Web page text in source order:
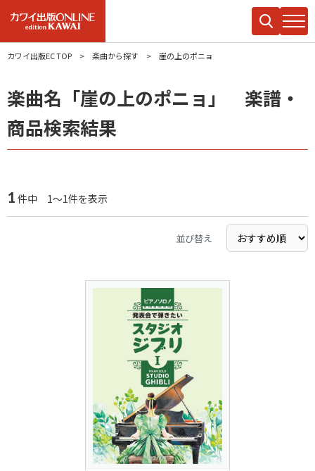
カワイ出版EC TOP 楽曲から探す 崖の上のポニョ
楽曲名「崖の上のポニョ」 楽譜・
商品検索結果
1 件中 1～1件を表示
並び替え